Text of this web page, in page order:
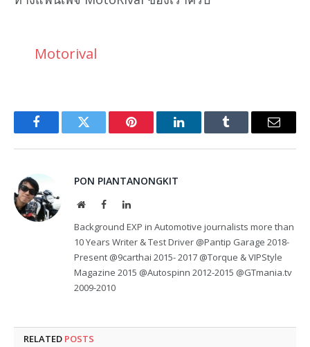
Motorival
FacebookTwitter Pinterest LinkedInTumblr Email
PON PIANTANONGKIT
WebsiteFacebookLinkedIn
Background EXP in Automotive journalists more than
10 Years Writer & Test Driver @Pantip Garage 2018-
Present @9carthai 2015- 2017 @Torque & VIPStyle
Magazine 2015 @Autospinn 2012-2015 @GTmania.tv
2009-2010
RELATED POSTS